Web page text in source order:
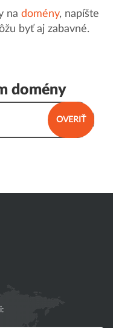
na domény, napíšte
byť aj zabavné.
domény
OVERIŤ